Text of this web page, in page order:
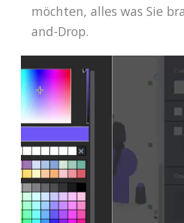
möchten, alles was Sie
and-Drop.